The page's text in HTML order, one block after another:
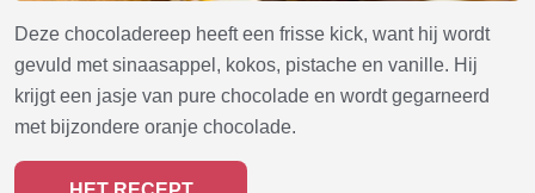
Deze chocoladereep heeft een frisse kick, want hij wordt
gevuld met sinaasappel, kokos, pistache en vanille. Hij
krijgt een jasje van pure chocolade en wordt gegarneerd
met bijzondere oranje chocolade.